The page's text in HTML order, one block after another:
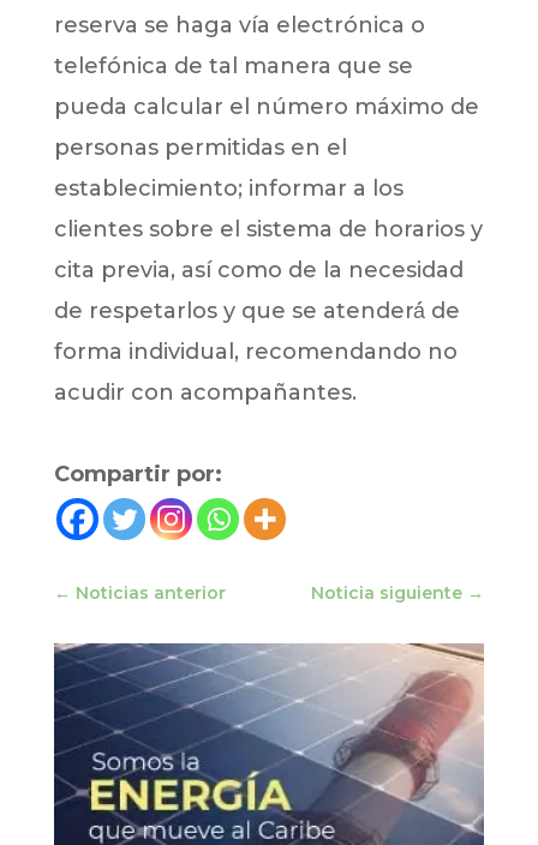
reserva se haga vía electrónica o
telefónica de tal manera que se
pueda calcular el número máximo de
personas permitidas en el
establecimiento; informar a los
clientes sobre el sistema de horarios y
cita previa, así como de la necesidad
de respetarlos y que se atenderá́ de
forma individual, recomendando no
acudir con acompañantes.
Compartir por:
← Noticias anterior Noticia siguiente →